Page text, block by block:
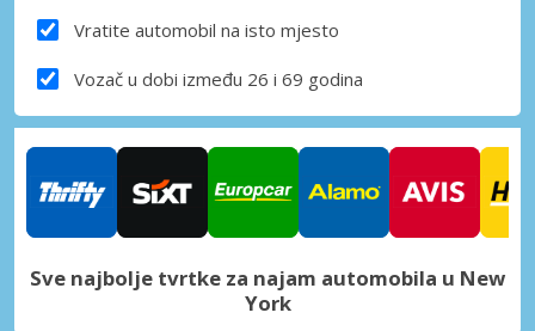
Vratite automobil na isto mjesto
Vozač u dobi između 26 i 69 godina
Sve najbolje tvrtke za najam automobila u New
York